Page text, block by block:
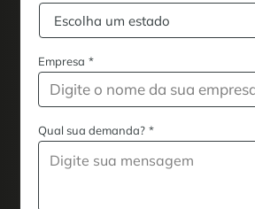
Empresa *
Qual sua demanda? *